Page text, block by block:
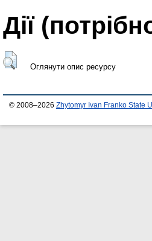
Дії
Оглянути опис ресурсу
© 2008–2026 Zhytomyr Ivan Franko State